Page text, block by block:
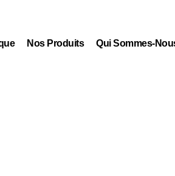
Nos Produits Qui Sommes-